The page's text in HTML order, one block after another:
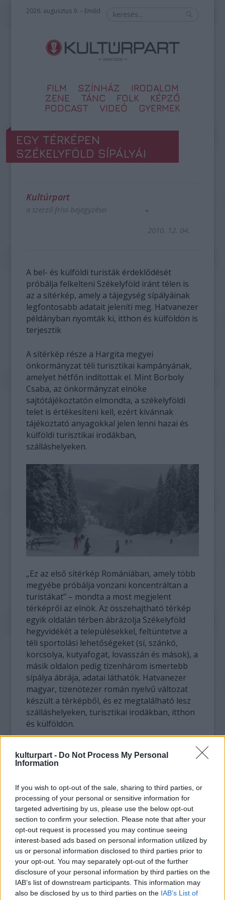
kulturpart - Do Not Process My Personal
Information
If you wish to opt-out of the sale, sharing to third parties, or
processing of your personal or sensitive information for
targeted advertising by us, please use the below opt-out
section to confirm your selection. Please note that after your
opt-out request is processed you may continue seeing
interest-based ads based on personal information utilized by
us or personal information disclosed to third parties prior to
your opt-out. You may separately opt-out of the further
disclosure of your personal information by third parties on the
IAB’s list of downstream participants. This information may
also be disclosed by us to third parties on the IAB’s List of
2026. augusztus 9. – Emőd
FILM SZÍNHÁZ
IRODALOM
ZENE
TÁNC FOLK
KÉPZŐ
PODCAST
VIDEÓ GYERMEK
EGY TÉRKÉPEN
SZÉKELYFÖLD SÍPÁLYÁI
Kultúrpart
a szerző friss bejegyzései
2010. 12. 04.
A bel- és külföldi turisták érdeklődését
próbálja felkelteni Székelyföld iránt télen is
az a sítérkép, amely a tájegység sípályáinak
legfontosabb adatait jeleníti meg. Hatvanezer
példányban nyomták ki, itthon és külföldön is
terjesztik
A sítérkép része a Hargita megyei
önkormányzat téli turisztikai kampányának,
amelyet hétfőn indítottak el. Mint Borboly
Csaba, az önkormányzat elnöke
sajtótájékoztatón elmondta, a székelyföldi
telet is értékesíteni kell, ezért kívánnak
tájékoztató anyagokkal jelen lenni hazai és
külföldi turisztikai irodákban,
szálláshelyeken.
„Ez az első sítérkép Romániában, amely több
megyébe próbálja vonzani koncentráltan a
turistákat” – mondta a most megjelent
térképről az elnök. Az összehajtható térkép
egyik oldalán térben ábrázolja Székelyföld
hegyvidékét a településekkel, feltüntetve a
téli sportolási lehetőségeket (sí, szánkó,
korcsolya, kutyafogat, lovasszán és mások), a
másik oldalon pedig tizenhárom ismertebb
sípálya ábrája, adatai láthatók. Hatvanezer
magyar, tizenötezer román nyelvű változat
készült a térképből, és ez megtalálható lesz
szálláshelyeken, turisztikai irodákban, itthon
és külföldön.
értelmezhetőség volt a fő szempont –
turisztikai kínálatot népszerűsítő filmek
fiatalos tartalommal készültek, ezt a
korosztályt célozzák meg a leginkább. A
térkép az interneten is elérhető a
www.iranytu.ro/siterkep oldalon.
A téli turisztikai kampány során Bukarestben
és Budapesten is nemzetközi turisztikai
kiállításon népszerűsítették Székelyföldet,
élénk érdeklődést tapasztalva – közölte